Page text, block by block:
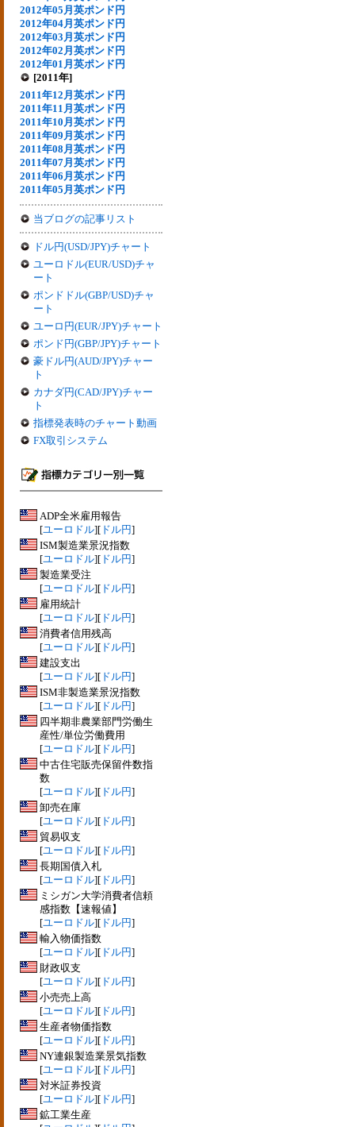
2012年05月英ポンド円
2012年04月英ポンド円
2012年03月英ポンド円
2012年02月英ポンド円
2012年01月英ポンド円
[2011年]
2011年12月英ポンド円
2011年11月英ポンド円
2011年10月英ポンド円
2011年09月英ポンド円
2011年08月英ポンド円
2011年07月英ポンド円
2011年06月英ポンド円
2011年05月英ポンド円
当ブログの記事リスト
ドル円(USD/JPY)チャート
ユーロドル(EUR/USD)チャ
ート
ポンドドル(GBP/USD)チャ
ート
ユーロ円(EUR/JPY)チャート
ポンド円(GBP/JPY)チャート
豪ドル円(AUD/JPY)チャー
ト
カナダ円(CAD/JPY)チャー
ト
指標発表時のチャート動画
FX取引システム
ADP全米雇用報告
[ユーロドル][ ドル円]
ISM製造業景況指数
[ユーロドル][ ドル円]
製造業受注
[ユーロドル][ ドル円]
雇用統計
[ユーロドル][ ドル円]
消費者信用残高
[ユーロドル][ ドル円]
建設支出
[ユーロドル][ ドル円]
ISM非製造業景況指数
[ユーロドル][ ドル円]
四半期非農業部門労働生
産性/単位労働費用
[ユーロドル][ ドル円]
中古住宅販売保留件数指
数
[ユーロドル][ ドル円]
卸売在庫
[ユーロドル][ ドル円]
貿易収支
[ユーロドル][ ドル円]
長期国債入札
[ユーロドル][ ドル円]
ミシガン大学消費者信頼
感指数【速報値】
[ユーロドル][ ドル円]
輸入物価指数
[ユーロドル][ ドル円]
財政収支
[ユーロドル][ ドル円]
小売売上高
[ユーロドル][ ドル円]
生産者物価指数
[ユーロドル][ ドル円]
NY連銀製造業景気指数
[ユーロドル][ ドル円]
対米証券投資
[ユーロドル][ ドル円]
鉱工業生産